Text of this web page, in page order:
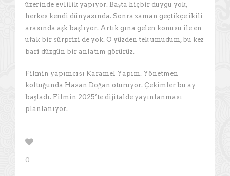
üzerinde evlilik yapıyor. Başta hiçbir duygu yok,
herkes kendi dünyasında. Sonra zaman geçtikçe ikili
arasında aşk başlıyor. Artık gına gelen konusu ile en
ufak bir sürprizi de yok. O yüzden tek umudum, bu kez
bari düzgün bir anlatım görürüz.
Filmin yapımcısı Karamel Yapım. Yönetmen
koltuğunda Hasan Doğan oturuyor. Çekimler bu ay
başladı. Filmin 2025’te dijitalde yayınlanması
planlanıyor.
0